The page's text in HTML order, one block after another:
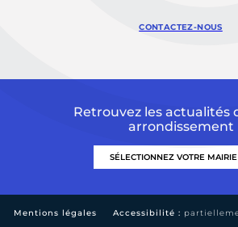
CONTACTEZ-NOUS
Retrouvez les actualités
arrondissement
Mentions légales Accessibilité :